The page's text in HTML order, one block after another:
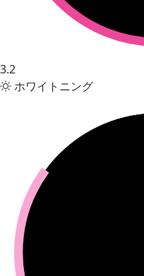
3.2
ホワイトニング